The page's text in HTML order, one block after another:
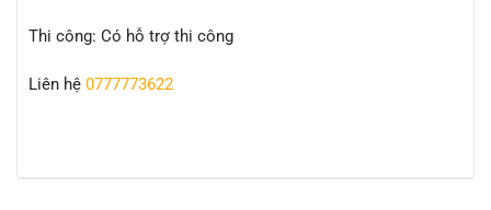
Thi công: Có hỗ trợ thi công
Liên hệ 0777773622